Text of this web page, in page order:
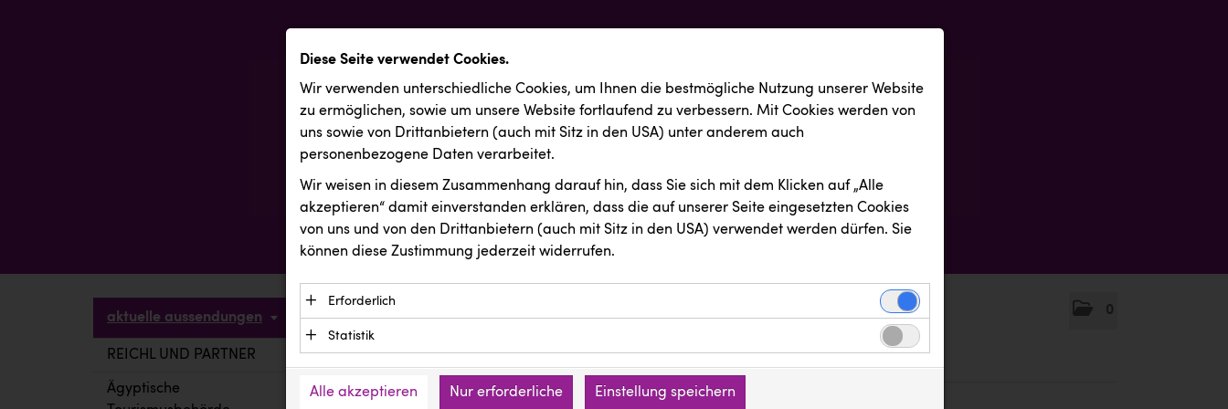
0
aktuelle aussendungen
REICHL UND PARTNER
Ägyptische
Diese Seite verwendet Cookies.
Wir verwenden unterschiedliche Cookies, um Ihnen die best­mögliche Nutzung unserer Website
zu ermöglichen, sowie um unsere Website fortlaufend zu verbessern. Mit Cookies werden von
uns sowie von Drittanbietern (auch mit Sitz in den USA) unter anderem auch
personenbezogene Daten verarbeitet.
Wir weisen in diesem Zusammenhang darauf hin, dass Sie sich mit dem Klicken auf „Alle
akzeptieren“ damit ein­ver­standen erklären, dass die auf unserer Seite eingesetzten Cookies
von uns und von den Drittanbietern (auch mit Sitz in den USA) verwendet werden dürfen. Sie
können diese Zustimmung jederzeit widerrufen.
Erforderlich
Essenzielle Cookies ermöglichen grundlegende Funktionen und sind für die einwandfreie
Funktion der Website erforderlich. Diese Cookies speichern keine personenbezogenen
Daten und werden an keine Dritten übermittelt.
Anbieter: Eigentümer der Website (Erstanbieter)
Statistik
verstehen, wie unsere Besucher unsere Website nutzen.
Alle akzeptieren Nur erforderliche Einstellung speichern